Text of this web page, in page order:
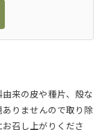
来の皮や種片、殻な
りませんので取り除
召し上がりくださ